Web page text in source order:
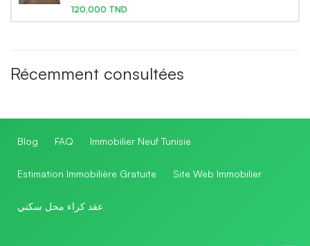
120,000 TND
Récemment consultées
Blog FAQ Immobilier Neuf Tunisie
Estimation Immobilière Gratuite Site Web Immobilier
عقد كراء محل سكني